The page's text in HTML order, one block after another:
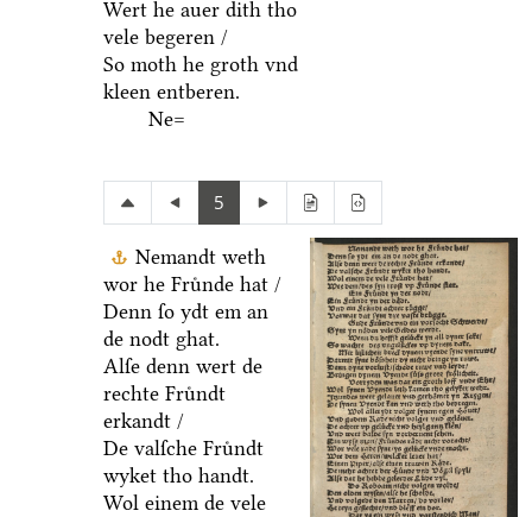
Wert he auer dith tho
vele begeren /
So moth he groth vnd
kleen entberen.
Ne=
5
Nemandt weth
wor he Fruͤnde hat /
Denn ſo ydt em an
de nodt ghat.
Alſe denn wert de
rechte Fruͤndt
erkandt /
De valſche Fruͤndt
wyket tho handt.
Wol einem de vele